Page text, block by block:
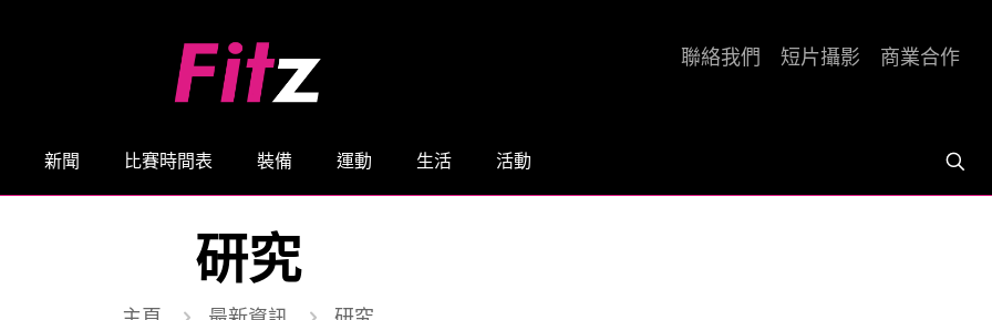
新聞 比賽時間表 裝備 運動 生活 活動
聯絡我們 短片攝影 商業合作
研究